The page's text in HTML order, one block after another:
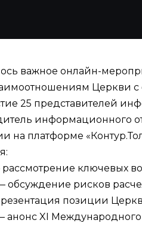
важное онлайн-
Церкви
25 представителей
информационного
платформе
ключевых
обсуждение рисков
позиции
анонс XI